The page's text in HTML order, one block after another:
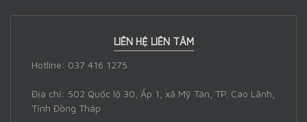
LIÊN HỆ LIÊN TÂM
Hotline: 037 416 1275
Địa chỉ: 502 Quốc lộ 30, Ấp 1, xã Mỹ Tân, TP. Cao Lãnh,
Tỉnh Đồng Tháp